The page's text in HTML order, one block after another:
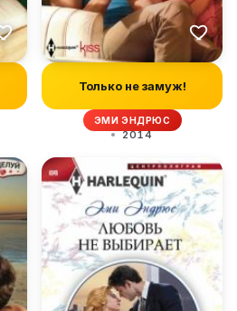
Только не замуж!
ЭМИ ЭНДРЮС
2014